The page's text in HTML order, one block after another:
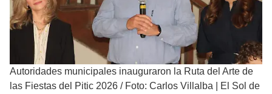
Autoridades municipales inauguraron la Ruta del Arte de
las Fiestas del Pitic 2026 / Foto: Carlos Villalba | El Sol de